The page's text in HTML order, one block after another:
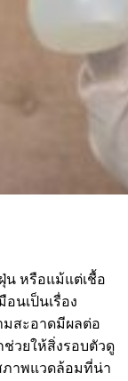
น หรือแม้แต่เชื้อ
นเป็นเรื่อง
มสะอาดมีผลต่อ
วยให้สิ่งรอบตัวดู
ภาพแวดล้อมที่น่า